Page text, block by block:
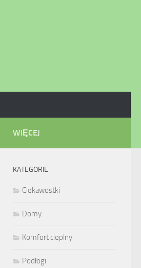
WIĘCEJ
KATEGORIE
Ciekawostki
Domy
Komfort cieplny
Podłogi